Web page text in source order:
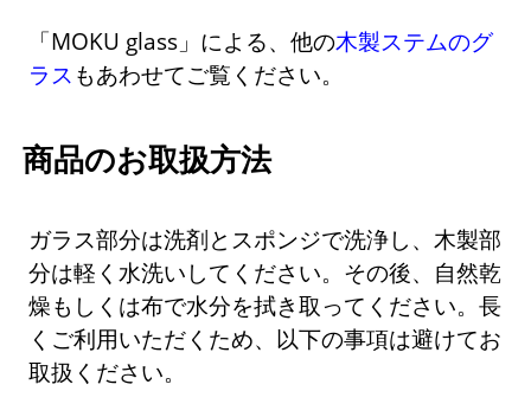
「MOKU glass」による、他の木製ステムのグ
ラス もあわせてご覧ください。
商品のお取扱方法
ガラス部分は洗剤とスポンジで洗浄し、木製部
分は軽く水洗いしてください。その後、自然乾
燥もしくは布で水分を拭き取ってください。長
くご利用いただくため、以下の事項は避けてお
取扱ください。